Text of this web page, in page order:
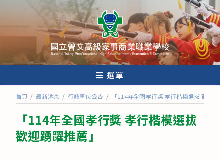
內
選單
首頁 / 最新消息 / 行政單位公告 / 「114年全國孝行獎 孝行楷模選拔 歡迎
「114年全國孝行獎 孝行楷模選拔
歡迎踴躍推薦」